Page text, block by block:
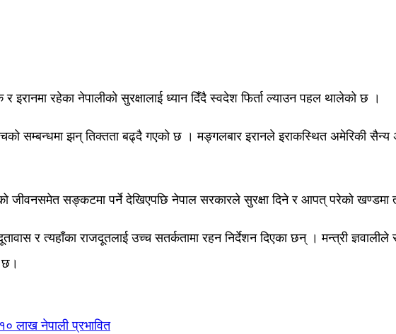
र इरानमा रहेका नेपालीको सुरक्षालाई ध्यान दिँदै स्वदेश फिर्ता ल्याउन पहल थालेको छ ।
सम्बन्धमा झन् तिक्तता बढ्दै गएको छ । मङ्गलबार इरानले इराकस्थित अमेरिकी
जीवनसमेत सङ्कटमा पर्ने देखिएपछि नेपाल सरकारले सुरक्षा दिने र आपत् परेको खण्डमा
र त्यहाँका राजदूतलाई उच्च सतर्कतामा रहन निर्देशन दिएका छन् । मन्त्री
छ।
लाख नेपाली प्रभावित